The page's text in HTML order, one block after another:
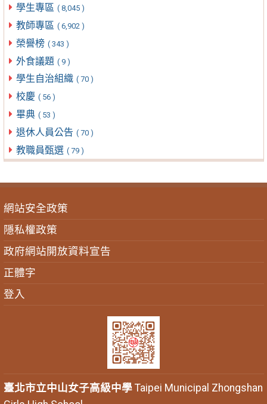
學生專區 ( 8,045 )
教師專區 ( 6,902 )
榮譽榜 ( 343 )
外食議題 ( 9 )
學生自治組織 ( 70 )
校慶 ( 56 )
畢典 ( 53 )
退休人員公告 ( 70 )
教職員甄選 ( 79 )
網站安全政策
隱私權政策
政府網站開放資料宣告
正體字
登入
臺北市立中山女子高級中學Taipei Municipal Zhongshan